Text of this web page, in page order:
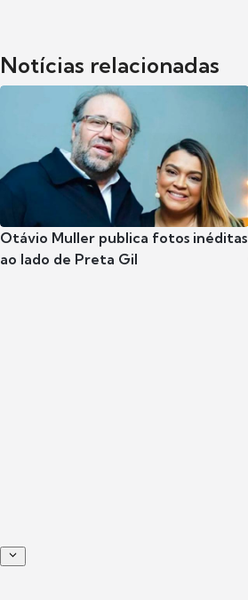
Notícias relacionadas
Otávio Muller publica fotos inéditas
ao lado de Preta Gil